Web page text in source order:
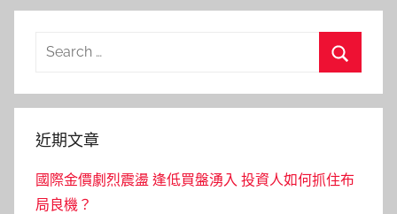
Search
近期文章
國際金價劇烈震盪 逢低買盤湧入 投資人如何抓住布
局良機？